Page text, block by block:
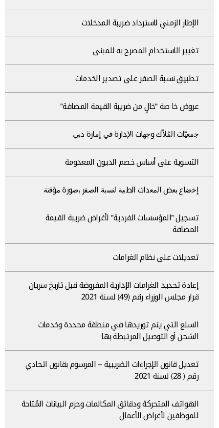
الإطار الزمني لاسترداد ضريبة المدخلات
تغيير الاستخدام المصرح به للمبنى
تطبيق نسبة الصفر على تصدير الخدمات
عروض خا صة "خالٍ من ضريبة القيمة المضافة"
ﺟﻣﻌﯾّﺎت اﻟﻣُﻼّك وﺟﮭﺎت اﻹدارة ﻓﻲ إﻣﺎرة دﺑﻲ
التسوية على أساس خصم الديون المعدومة
إﺧﺿﺎع ﺑﻌض اﻟﻣﻌدات اﻟطﺑﯾﺔ ﻟﻧﺳﺑﺔ اﻟﺻﻔر ﺑﺻورة ﻣؤﻗﺗﺔ
تسجيل "المؤسسات الفردية" لأغراض ضريبة القيمة
المضافة
تعديلات على نظام الغرامات
إعادة تحديد الغرامات الإدارية المفروضة قبل تاريخ سريان
قرار مجلس الوزراء رقم (49) لسنة 2021
السلع التي يتم توريدها في منطقة محددة وخدمات
الشحن أو التوصيل المرتبطة بها
تعديل قانون الإجراءات الضريبية – المرسوم بقانون اتحادي
رقم ( 28) لسنة 2021
الهواتف المتحركة ودقائق المكالمات وحزم البيانات المُتاحة
للموظفين لأغراض الأعمال